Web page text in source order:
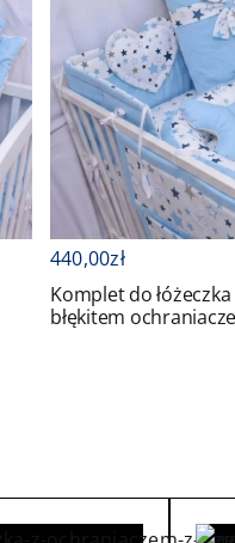
440,00zł
Komplet do
błękitem